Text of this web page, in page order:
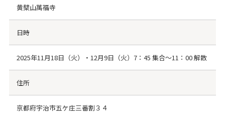
黄檗山萬福寺
日時
2025年11月18日（火）・12月9日（火）7：45 集合～11：00 解散
住所
京都府宇治市五ケ庄三番割３４